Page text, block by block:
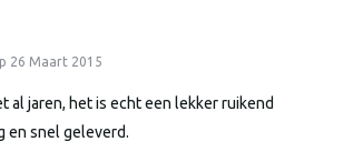
26 Maart 2015
al jaren, het is echt een lekker ruikend
en snel geleverd.